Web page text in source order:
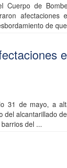
Cuerpo de
afectaciones
de
31 de mayo, a
del alcantarillado
del ...